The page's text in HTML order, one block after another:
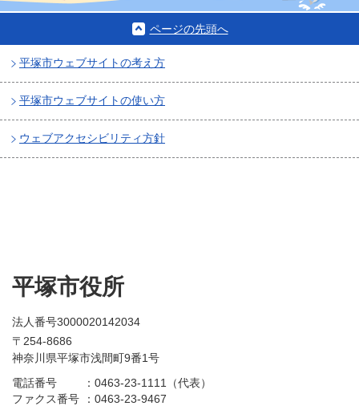
ページの先頭へ
平塚市ウェブサイトの考え方
平塚市ウェブサイトの使い方
ウェブアクセシビリティ方針
平塚市役所
法人番号3000020142034
〒254-8686
神奈川県平塚市浅間町9番1号
電話番号
：0463-23-1111（代表）
ファクス番号
：0463-23-9467